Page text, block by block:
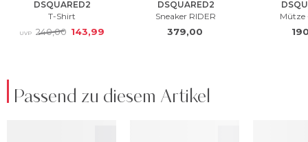
Passend zu diesem Artikel